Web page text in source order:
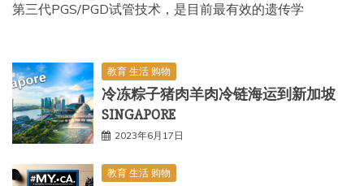
第三代PGS/PGD试管技术，是目前最有效的遗传学
教育 生活 购物
冷冻粽子猪肉羊肉冷链海运到新加坡
SINGAPORE
2023年6月17日
教育 生活 购物